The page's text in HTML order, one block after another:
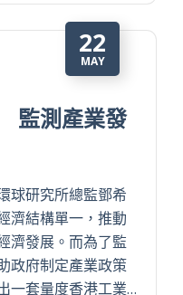
22
MAY
監測產業發
球研究所總監鄧希
濟結構單一，推動
濟發展。而為了監
政府制定產業政策
一套量度香港工業…